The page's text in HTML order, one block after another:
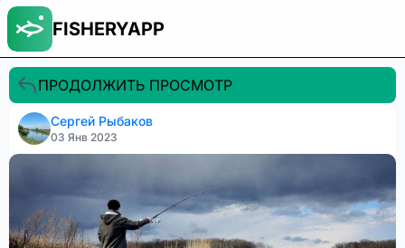
FISHERYAPP
ПРОДОЛЖИТЬ ПРОСМОТР
Сергей Рыбаков
03 Янв 2023